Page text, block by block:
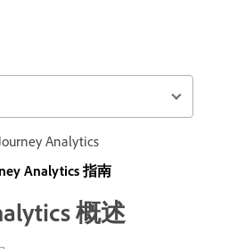
Analytics
Analytics 指南
概述